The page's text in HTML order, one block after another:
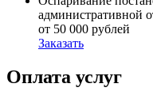
административной
от 50 000 рублей
Заказать
Оплата услуг